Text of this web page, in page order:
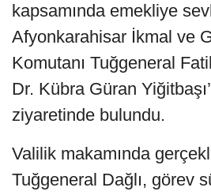
kapsamında emekliye
Afyonkarahisar İkmal ve
Komutanı Tuğgeneral
Dr. Kübra Güran
ziyaretinde bulundu.
Valilik makamında
Tuğgeneral Dağlı, görev